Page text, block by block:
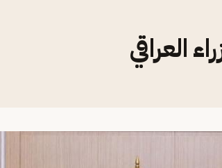
العراقي